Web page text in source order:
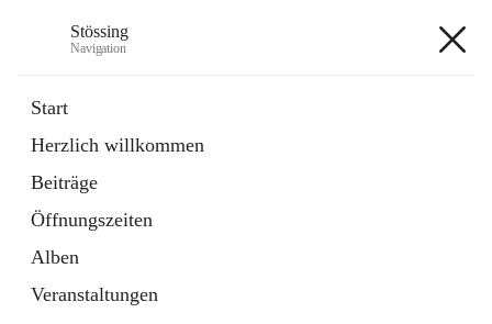
Stössing
Navigation
Start
Herzlich willkommen
Beiträge
Öffnungszeiten
Alben
Veranstaltungen
Datei
in
Tab
Kindergarten
öffnet
in
neuem
Tab